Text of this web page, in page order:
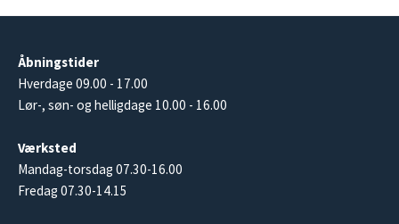
Åbningstider
Hverdage 09.00 - 17.00
Lør-, søn- og helligdage 10.00 - 16.00
Værksted
Mandag-torsdag 07.30-16.00
Fredag 07.30-14.15